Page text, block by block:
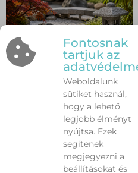
Fontosnak
tartjuk az
Weboldalunk
sütiket használ,
hogy a lehető
legjobb élményt
nyújtsa. Ezek
segítenek
megjegyezni a
beállításokat és